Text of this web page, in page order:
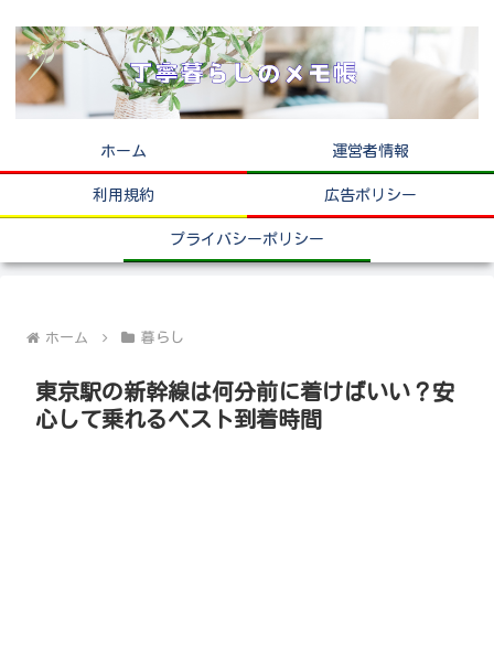
ホーム 運営者情報
利用規約 広告ポリシー
プライバシーポリシー
ホーム 暮らし
東京駅の新幹線は何分前に着けばいい？安
心して乗れるベスト到着時間